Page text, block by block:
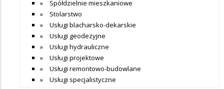
Spółdzielnie mieszkaniowe
Stolarstwo
Usługi blacharsko-dekarskie
Usługi geodezyjne
Usługi hydrauliczne
Usługi projektowe
Usługi remontowo-budowlane
Usługi specjalistyczne